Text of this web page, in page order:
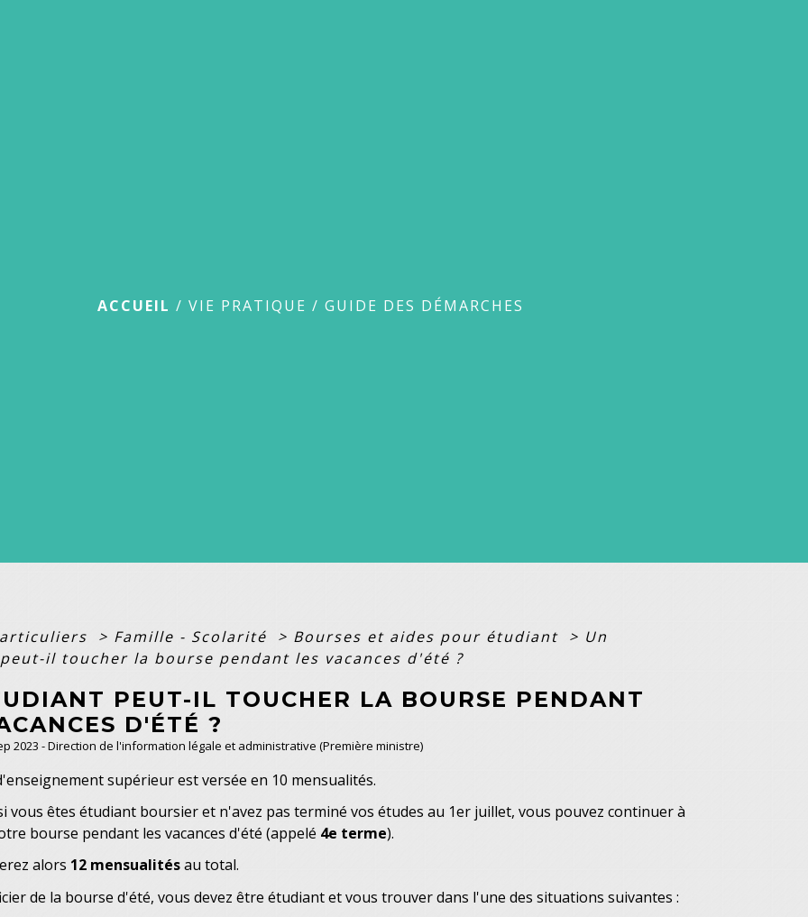
ACCUEIL /VIE PRATIQUE /GUIDE DES DÉMARCHES
> Famille - Scolarité > Bourses et aides pour étudiant > Un
il toucher la bourse pendant les vacances d'été ?
PEUT-IL TOUCHER LA BOURSE PENDANT
D'ÉTÉ ?
2023 - Direction de l'information légale et administrative (Première ministre)
supérieur est versée en 10 mensualités.
vous êtes étudiant boursier et n'avez pas terminé vos études au 1erjuillet, vous pouvez continuer à
bourse pendant les vacances d'été (appelé 4e terme).
alors 12 mensualitésau total.
de la bourse d'été, vous devez être étudiant et vous trouver dans l'une des situations suivantes :